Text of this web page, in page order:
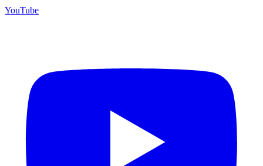
YouTube